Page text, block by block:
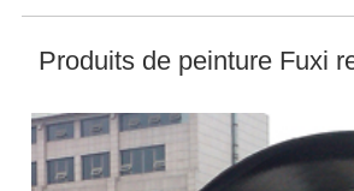
Produits de peinture Fuxi